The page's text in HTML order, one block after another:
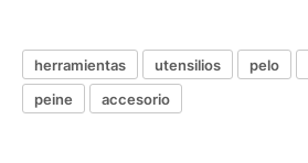
herramientas utensilios pelo
peine
accesorio